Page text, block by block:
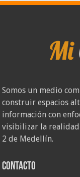
Somos un medio
construir espacios
información con
visibilizar la realidad
2 de Medellín.
Contacto